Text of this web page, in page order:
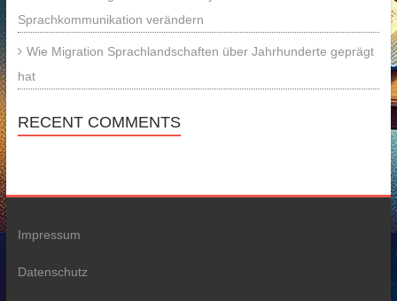
Sprachkommunikation verändern
Wie Migration Sprachlandschaften über Jahrhunderte geprägt
hat
RECENT COMMENTS
Impressum
Datenschutz